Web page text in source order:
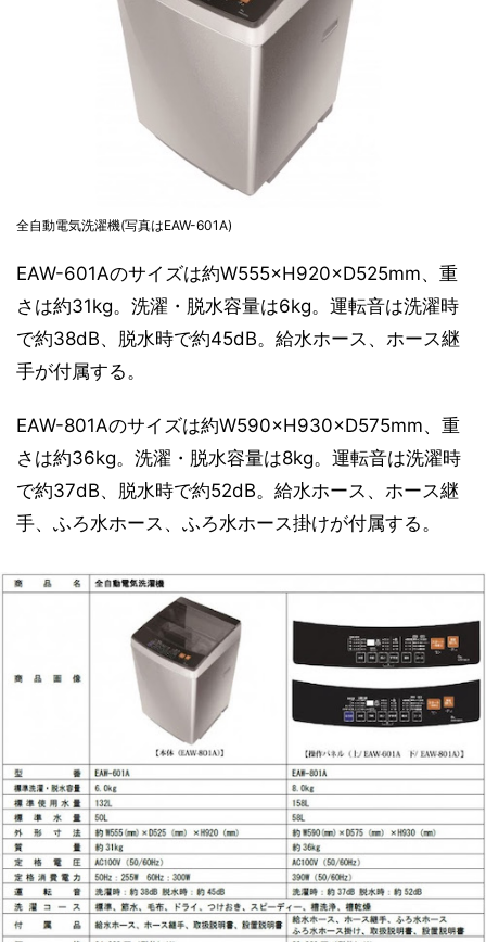
全自動電気洗濯機(写真はEAW-601A)
EAW-601Aのサイズは約W555×H920×D525mm、重
さは約31kg。洗濯・脱水容量は6kg。運転音は洗濯時
で約38dB、脱水時で約45dB。給水ホース、ホース継
手が付属する。
EAW-801Aのサイズは約W590×H930×D575mm、重
さは約36kg。洗濯・脱水容量は8kg。運転音は洗濯時
で約37dB、脱水時で約52dB。給水ホース、ホース継
手、ふろ水ホース、ふろ水ホース掛けが付属する。